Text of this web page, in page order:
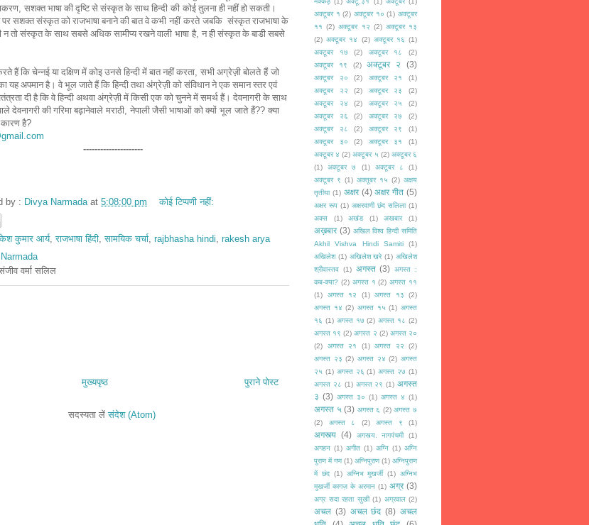
, सशक्त भाषा की दृष्टि से संस्कृत के साथ हिन्दी की कोई तुलना ही नहीं हो सकती।
पर सशक्त संस्कृत को राजभाषा बनाने की बात वे कभी नहीं करते जबकि संस्कृत राजभाषा के
न तो संस्कृत के साथ सबसे अधिक सामीप्य रखने वाली भाषा है, न ही संस्कृत के बाडी सबसे
हैं कि चेन्नई या दक्षिण में कोइ उनसे हिन्दी में बात नहीं करता, सभी अग्रेज़ी बोलतेहैं जो
यह अपमान है। वे भूल जाते हैं कि हिन्दी तथा अंग्रेज़ी को संविधान ने एक समान स्तर एवं
दी है कि वे हिन्दी अथवाअंग्रेज़ी में किसी एक को चुनने में समर्थ हैं। देवनागरी के साथ
देवनागरी की गरिमा बढ़ानेवाले मराठी, नेपाली जैसी भाषाओं को क्यों भूल जाते हैं?? क्या
कारण है?
---------------------
by : Divya Narmada at 5:08:00 pm कोई टिप्पणी नहीं:
कुमार आर्य,राजभाषा हिंदी,सामयिक चर्चा, rajbhasha hindi, rakesh arya
वर्मा सलिल
पुराने पोस्ट
मुख्यपृष्ठ
सदस्यता लेंसंदेश (Atom)
अक्टूबर १ (2) अक्टूबर १० (1) अक्टूबर
११ (2) अक्टूबर १२ (2) अक्टूबर १३
(2) अक्टूबर १४ (2) अक्टूबर १६ (1)
अक्टूबर १७
(2) अक्टूबर १८
(2)
अक्टूबर १९
(2) अक्टूबर २ (3)
अक्टूबर २० (2) अक्टूबर २१
(1)
अक्टूबर २२
(2) अक्टूबर २३
(2)
अक्टूबर २४
(2) अक्टूबर २५
(2)
अक्टूबर २६
(2) अक्टूबर २७
(2)
अक्टूबर २८
(2) अक्टूबर २९
(1)
अक्टूबर ३०
(2) अक्टूबर ३१
(1)
अक्टूबर ४ (2) अक्टूबर ५ (2) अक्टूबर ६
(1)
अक्टूबर ७ (1) अक्टूबर ८
(1)
अक्टूबर ९ (1) अक्तूबर १५ (2) अक्षय
तृतीया (1) अक्षर (4) अक्षर गीत (5)
अक्षर रूप (1) अक्षरवाणी छंद सलिला (1)
अक्स
(1) अखंड (1) अखबार (1)
अख़बार (3) अखिल विश्व हिन्दी समिति
Akhil Vishva Hindi Samiti
(1)
अखिलेश (1) अखिलेश खरे (1) अखिलेश
श्रीवास्तव (1) अगस्त (3) अगस्त :
कब-क्या? (2) अगस्त १ (2) अगस्त ११
(1)
अगस्त १२ (1) अगस्त १३
(2)
अगस्त १४ (2) अगस्त १५ (1) अगस्त
१६ (1) अगस्त १७ (2) अगस्त १८ (2)
अगस्त १९ (2) अगस्त २ (2) अगस्त २०
(2)
अगस्त २१ (1) अगस्त २२
(2)
अगस्त २३ (2) अगस्त २४ (2) अगस्त
२५ (1) अगस्त २६ (1) अगस्त २७ (1)
अगस्त २८ (1) अगस्त २९ (1) अगस्त
३ (3) अगस्त ३० (1) अगस्त ४ (1)
अगस्त ५ (3) अगस्त ६ (2) अगस्त ७
(2)
अगस्त ८ (2) अगस्त ९ (1)
अगस्त्य (4) अगस्त्य. नागपंचमी
(1)
अगहन (1) अगीत (1) अग्नि (1) अग्नि
पुराण में गण (1) अग्निपुराण (1) अग्निपुराण
में छंद (1) अग्निभ मुखर्जी (1) अग्निभ
मुखर्जी कागज़ के अरमान (1) अग्र (3)
अग्र सदा रहता सुखी (1) अग्रवाल (2)
अचल (3) अचल छंद (8) अचल